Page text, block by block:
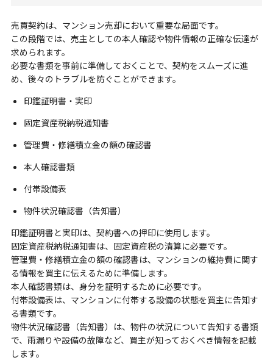
売買契約は、マンション売却において重要な局面です。
この段階では、売主としての本人確認や物件情報の正確な伝達が
求められます。
必要な書類を事前に準備しておくことで、契約をスムーズに進
め、後々のトラブルを防ぐことができます。
印鑑証明書・実印
固定資産税納税通知書
管理費・修繕積立金の額の確認書
本人確認書類
付帯設備表
物件状況確認書（告知書）
印鑑証明書と実印は、契約書への押印に使用します。
固定資産税納税通知書は、固定資産税の清算に必要です。
管理費・修繕積立金の額の確認書は、マンションの維持費に関す
る情報を買主に伝えるために準備します。
本人確認書類は、身分を証明するために必要です。
付帯設備表は、マンションに付帯する設備の状態を買主に告知す
る書類です。
物件状況確認書（告知書）は、物件の状況について告知する書類
で、雨漏りや設備の故障など、買主が知っておくべき情報を記載
します。